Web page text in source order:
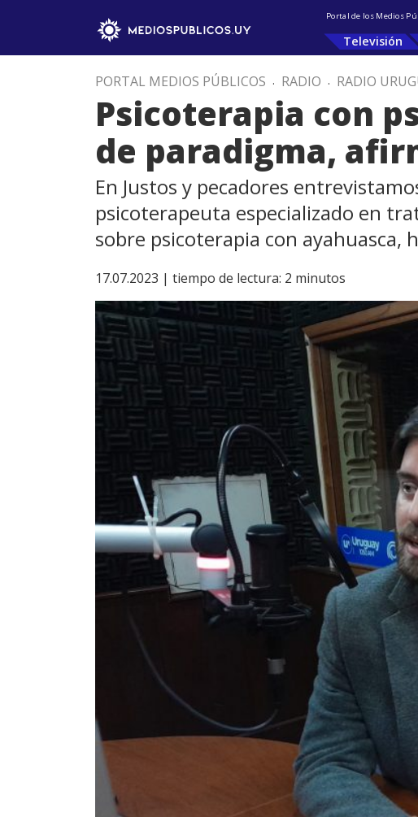
Portal de los Medios
Televisión
PORTAL MEDIOS PÚBLICOS . RADIO . RADIO
Psicoterapia con
de paradigma,
En Justos y pecadores
psicoterapeuta especializado en
sobre psicoterapia con ayahuasca,
17.07.2023 | tiempo de lectura: 2 minutos